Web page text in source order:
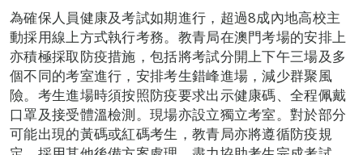
為確保人員健康及考試如期進行，超過8成內地高校主
動採用線上方式執行考務。教青局在澳門考場的安排上
亦積極採取防疫措施，包括將考試分開上下午三場及多
個不同的考室進行，安排考生錯峰進場，減少群聚風
險。考生進場時須按照防疫要求出示健康碼、全程佩戴
口罩及接受體溫檢測。現場亦設立獨立考室。對於部分
可能出現的黃碼或紅碼考生，教青局亦將遵循防疫規